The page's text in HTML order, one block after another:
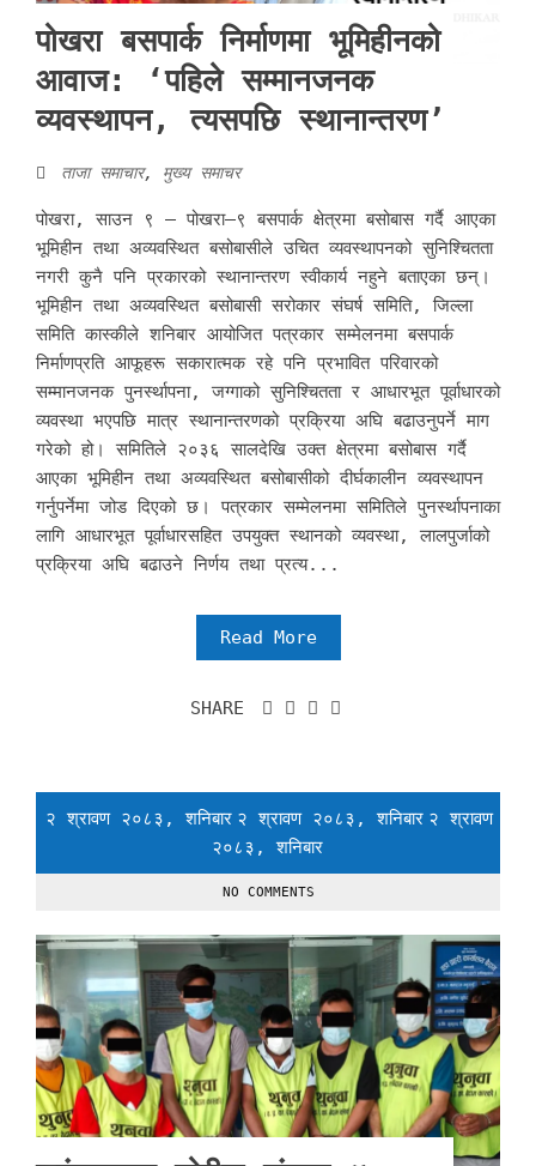
पोखरा बसपार्क निर्माणमा भूमिहीनको
आवाज: ‘पहिले सम्मानजनक
व्यवस्थापन, त्यसपछि स्थानान्तरण’
ताजा समाचार, मुख्य समाचर
पोखरा, साउन ९ — पोखरा–९ बसपार्क क्षेत्रमा बसोबास गर्दै आएका
भूमिहीन तथा अव्यवस्थित बसोबासीले उचित व्यवस्थापनको सुनिश्चितता
नगरी कुनै पनि प्रकारको स्थानान्तरण स्वीकार्य नहुने बताएका छन्।
भूमिहीन तथा अव्यवस्थित बसोबासी सरोकार संघर्ष समिति, जिल्ला
समिति कास्कीले शनिबार आयोजित पत्रकार सम्मेलनमा बसपार्क
निर्माणप्रति आफूहरू सकारात्मक रहे पनि प्रभावित परिवारको
सम्मानजनक पुनर्स्थापना, जग्गाको सुनिश्चितता र आधारभूत पूर्वाधारको
व्यवस्था भएपछि मात्र स्थानान्तरणको प्रक्रिया अघि बढाउनुपर्ने माग
गरेको हो। समितिले २०३६ सालदेखि उक्त क्षेत्रमा बसोबास गर्दै
आएका भूमिहीन तथा अव्यवस्थित बसोबासीको दीर्घकालीन व्यवस्थापन
गर्नुपर्नेमा जोड दिएको छ। पत्रकार सम्मेलनमा समितिले पुनर्स्थापनाका
लागि आधारभूत पूर्वाधारसहित उपयुक्त स्थानको व्यवस्था, लालपुर्जाको
प्रक्रिया अघि बढाउने निर्णय तथा प्रत्य...
Read More
SHARE
२ श्रावण २०८३, शनिबार २ श्रावण २०८३, शनिबार २ श्रावण
२०८३, शनिबार
NO COMMENTS